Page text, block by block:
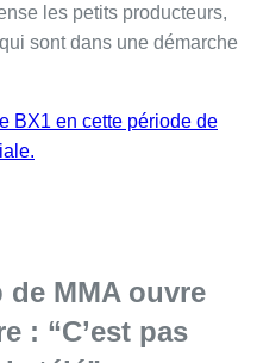
: “C’est pas
télé”